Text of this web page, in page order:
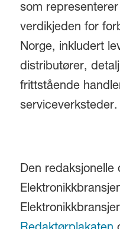
som
verdikjeden for
Norge, inkludert
distributører,
frittstående
serviceverksteder.
Den redaksjonelle